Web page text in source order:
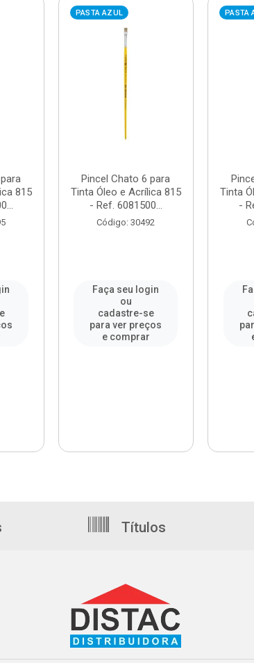
815
PASTA AZUL
Pincel Chato 6 para
Tinta Óleo e Acrílica 815
- Ref. 6081500...
Código: 30492
Faça seu login
ou
cadastre-se
para ver preços
e comprar
PASTA
Tinta
-
Títulos